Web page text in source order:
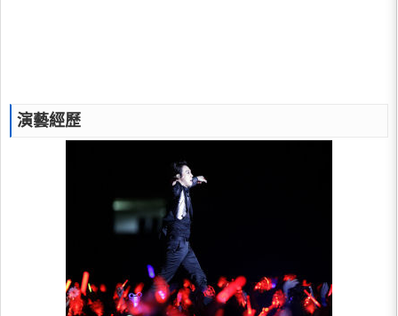
演藝經歷